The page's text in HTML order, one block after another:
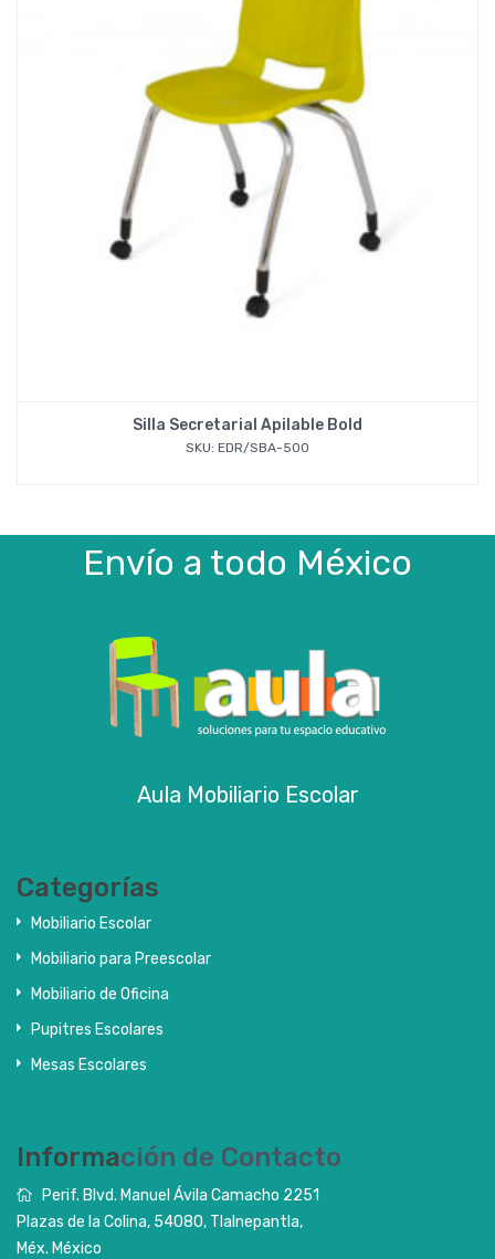
Silla Secretarial Apilable Bold
SKU: EDR/SBA-500
Envío a todo México
Aula Mobiliario Escolar
Categorías
Mobiliario Escolar
Mobiliario para Preescolar
Mobiliario de Oficina
Pupitres Escolares
Mesas Escolares
Información de Contacto
Perif. Blvd. Manuel Ávila Camacho 2251
Plazas de la Colina, 54080, Tlalnepantla,
Méx. México